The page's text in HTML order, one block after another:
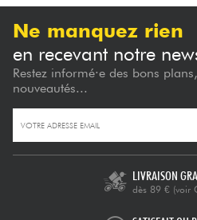
Violons & Quatuor
Câbles & Access.
Ne manquez rien
en recevant notre
Restez informé·e des bons
nouveautés...
LIVRAISON
dès 89 € (voir